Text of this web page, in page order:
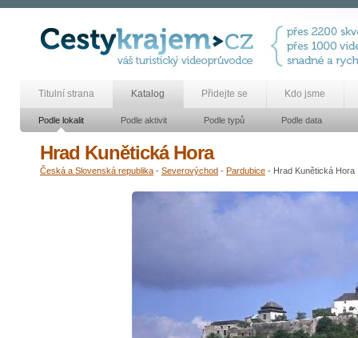
Titulní strana Katalog Přidejte se Kdo jsme
Podle lokalit Podle aktivit Podle typů Podle data
Hrad Kunětická Hora
Česká a Slovenská republika - Severovýchod - Pardubice - Hrad Kunětická Hora